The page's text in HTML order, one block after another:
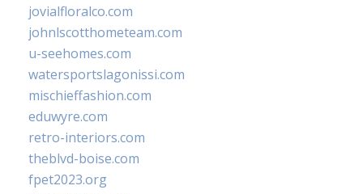
jovialfloralco.com
johnlscotthometeam.com
u-seehomes.com
watersportslagonissi.com
mischieffashion.com
eduwyre.com
retro-interiors.com
theblvd-boise.com
fpet2023.org